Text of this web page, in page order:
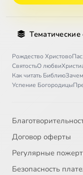
Рождество Христово
СвятостьО любви
Как читать Библию
Успение Богородицы
Договор оферты
Регулярные
Безопасность